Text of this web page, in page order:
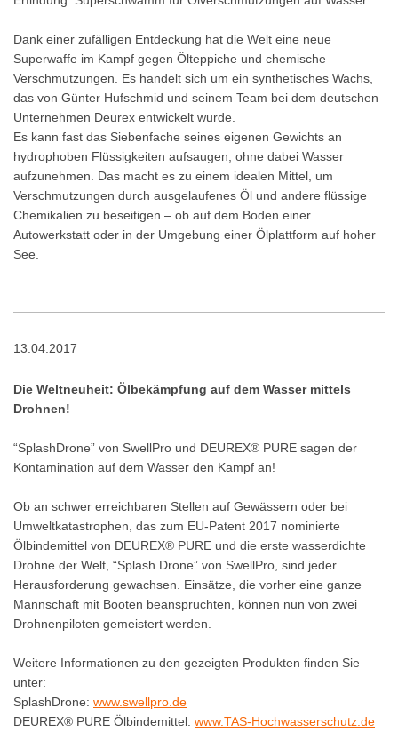
Dank einer zufälligen Entdeckung hat die Welt eine neue
Superwaffe im Kampf gegen Ölteppiche und chemische
Verschmutzungen. Es handelt sich um ein synthetisches Wachs,
das von Günter Hufschmid und seinem Team bei dem deutschen
Unternehmen Deurex entwickelt wurde.
Es kann fast das Siebenfache seines eigenen Gewichts an
hydrophoben Flüssigkeiten aufsaugen, ohne dabei Wasser
aufzunehmen. Das macht es zu einem idealen Mittel, um
Verschmutzungen durch ausgelaufenes Öl und andere flüssige
Chemikalien zu beseitigen – ob auf dem Boden einer
Autowerkstatt oder in der Umgebung einer Ölplattform auf hoher
See.
13.04.2017
Die Weltneuheit: Ölbekämpfung auf dem Wasser mittels
Drohnen!
“SplashDrone” von SwellPro und DEUREX® PURE sagen der
Kontamination auf dem Wasser den Kampf an!
Ob an schwer erreichbaren Stellen auf Gewässern oder bei
Umweltkatastrophen, das zum EU-Patent 2017 nominierte
Ölbindemittel von DEUREX® PURE und die erste wasserdichte
Drohne der Welt, “Splash Drone” von SwellPro, sind jeder
Herausforderung gewachsen. Einsätze, die vorher eine ganze
Mannschaft mit Booten beanspruchten, können nun von zwei
Drohnenpiloten gemeistert werden.
Weitere Informationen zu den gezeigten Produkten finden Sie
unter:
SplashDrone: www.swellpro.de
DEUREX® PURE Ölbindemittel: www.TAS-Hochwasserschutz.de